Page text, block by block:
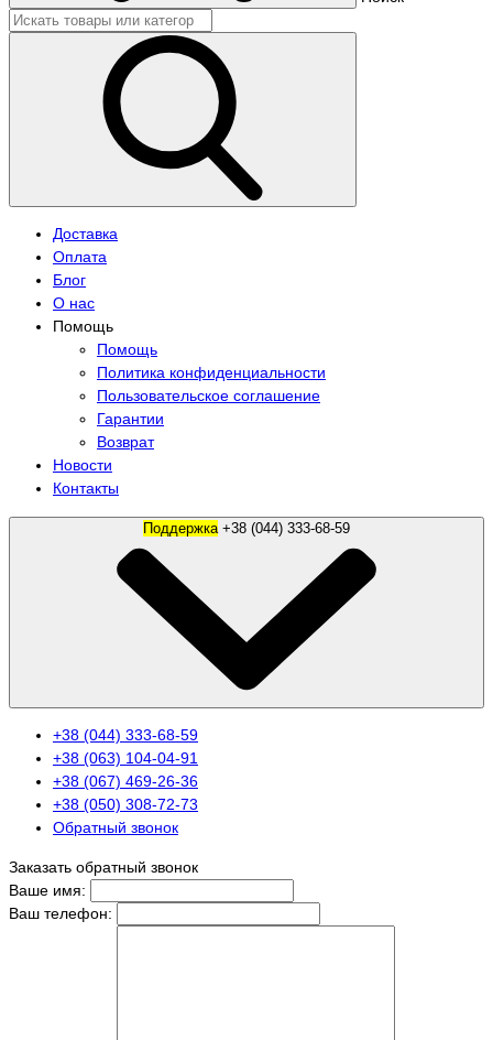
Доставка
Оплата
Блог
О нас
Помощь
Помощь
Политика конфиденциальности
Пользовательское соглашение
Гарантии
Возврат
Новости
Контакты
Поддержка
+38 (044) 333-68-59
+38 (063) 104-04-91
+38 (067) 469-26-36
+38 (050) 308-72-73
Обратный звонок
Заказать обратный звонок
Ваше имя:
Ваш телефон: